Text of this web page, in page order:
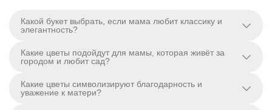
Какой букет выбрать, если мама любит классику и
элегантность?
Какие цветы подойдут для мамы, которая живёт за
городом и любит сад?
Какие цветы символизируют благодарность и
уважение к матери?